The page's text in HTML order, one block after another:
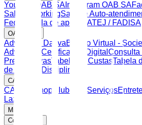
Youtube OAB SA Instagram OAB SA
Sala CoworkingSala de Auto-
Federal
Sala de apoio FATEJ / FADISA
OAB SP
Advocacia DativaBalcão Virtual -
Advocacia Certificação Digital Consulta
PrerrogativasTabela de CustasTabela
de Ética e Disciplina
CAASP
CAASP Shop Clube de Serviços
Lazer
Mais
Consultas